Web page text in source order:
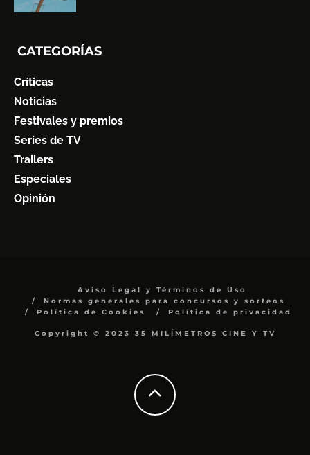
CATEGORÍAS
Críticas
Noticias
Festivales y premios
Series de TV
Trailers
Especiales
Opinión
Aviso Legal y Términos de Uso
Normas generales para concursos y sorteos
Política de Cookies
Política de privacidad
Copyright © 2023 35 MILÍMETROS CINE Y TV